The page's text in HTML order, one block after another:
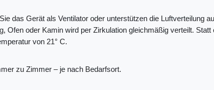
das Gerät als Ventilator oder unterstützen die Luftverteilung
oder Kamin wird per Zirkulation gleichmäßig verteilt.
von 21° C.
zu Zimmer – je nach Bedarfsort.